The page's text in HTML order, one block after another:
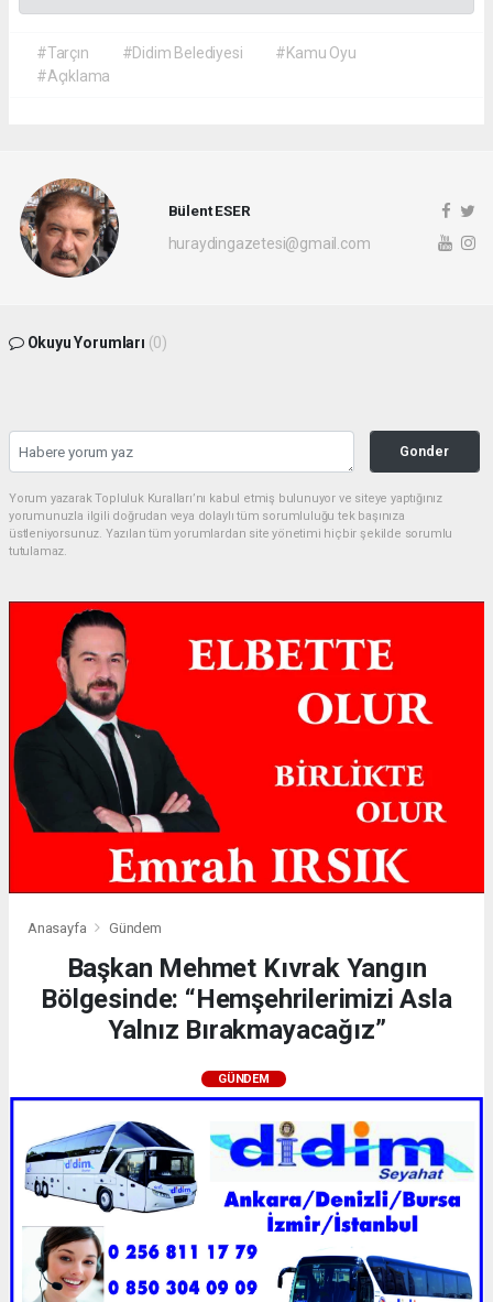
#Tarçın #Didim Belediyesi
#Kamu Oyu
#Açıklama
Bülent ESER
huraydingazetesi@gmail.com
Okuyu Yorumları (0)
Gonder
Yorum yazarak Topluluk Kuralları’nı kabul etmiş bulunuyor ve siteye yaptığınız
yorumunuzla ilgili doğrudan veya dolaylı tüm sorumluluğu tek başınıza
üstleniyorsunuz. Yazılan tüm yorumlardan site yönetimi hiçbir şekilde sorumlu
tutulamaz.
Anasayfa Gündem
Başkan Mehmet Kıvrak Yangın
Bölgesinde: “Hemşehrilerimizi Asla
Yalnız Bırakmayacağız”
GÜNDEM